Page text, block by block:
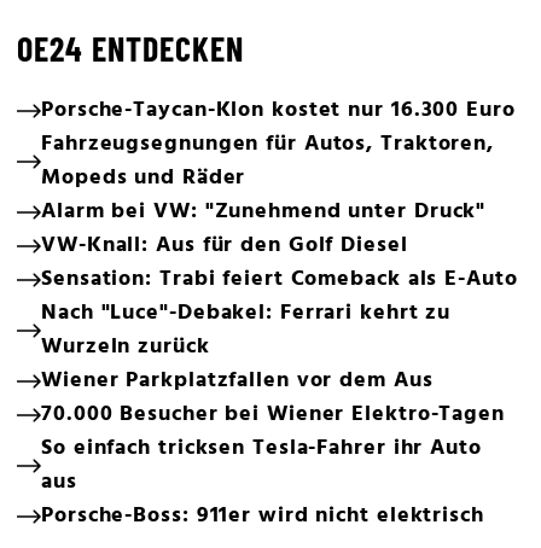
OE24 ENTDECKEN
Porsche-Taycan-Klon kostet nur 16.300 Euro
Fahrzeugsegnungen für Autos, Traktoren,
Mopeds und Räder
Alarm bei VW: "Zunehmend unter Druck"
VW-Knall: Aus für den Golf Diesel
Sensation: Trabi feiert Comeback als E-Auto
Nach "Luce"-Debakel: Ferrari kehrt zu
Wurzeln zurück
Wiener Parkplatzfallen vor dem Aus
70.000 Besucher bei Wiener Elektro-Tagen
So einfach tricksen Tesla-Fahrer ihr Auto
aus
Porsche-Boss: 911er wird nicht elektrisch